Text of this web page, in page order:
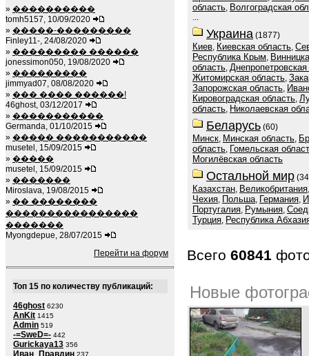
» ����������
tomh5157, 10/09/2020
» �����-���������
Finley11-, 24/08/2020
» ��������� ������
jonessimon050, 19/08/2020
» ���������
jimmyad07, 08/08/2020
» ��� ���� ������!
46ghost, 03/12/2017
» �����������
Germanda, 01/10/2015
» ����� �����������
musetel, 15/09/2015
» �����
musetel, 15/09/2015
» �������
Miroslava, 19/08/2015
» �� ��������
����������������
�������
Myongdepue, 28/07/2015
Перейти на форум
Топ 15 по количеству публикаций:
46ghost 6230
AnKit 1415
Admin 519
-=SweD=- 442
Gurickaya13 356
Иван_Правдин 237
область, Волгоградская
...
Украина (1877)
Киев, Киевская область,
Республика Крым,
область, Днепропетровская
Житомирская область,
Запорожская область,
Кировоградская область,
область, Николаевская
Беларусь (60)
Минск, Минская область,
область, Гомельская
Могилёвская область
Остальной мир
Казахстан, Великобритания
Чехия, Польша, Германия,
Португалия, Румыния,
Турция, Республика
Всего 60841
Новые